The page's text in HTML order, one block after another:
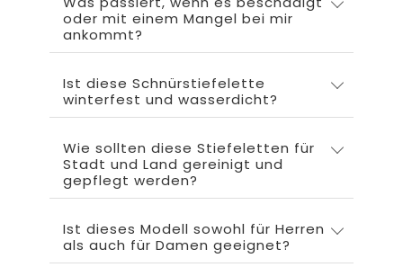
oder mit einem Mangel bei mir
ankommt?
Ist diese Schnürstiefelette
winterfest und wasserdicht?
Wie sollten diese Stiefeletten für
Stadt und Land gereinigt und
gepflegt werden?
Ist dieses Modell sowohl für Herren
als auch für Damen geeignet?